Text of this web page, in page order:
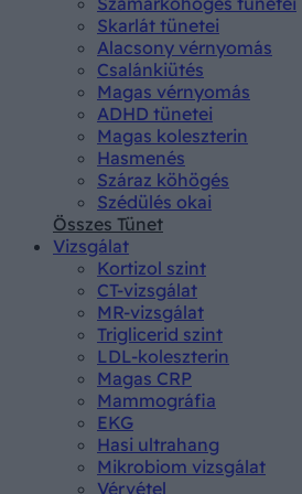
Skarlát tünetei
Alacsony vérnyomás
Csalánkiütés
Magas vérnyomás
ADHD tünetei
Magas koleszterin
Hasmenés
Száraz köhögés
Szédülés okai
Összes Tünet
Vizsgálat
Kortizol szint
CT-vizsgálat
MR-vizsgálat
Triglicerid szint
LDL-koleszterin
Magas CRP
Mammográfia
EKG
Hasi ultrahang
Mikrobiom vizsgálat
Vérvétel